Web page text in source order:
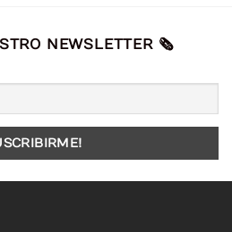
múltiples
se
pueden
elegir
múltiples
variantes.
se
pueden
NEWSLETTER 🗞️